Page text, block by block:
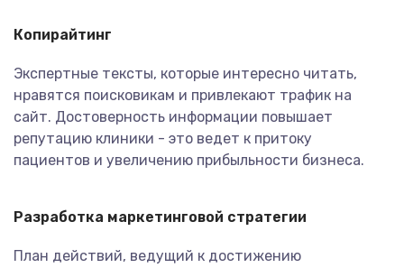
Копирайтинг
Экспертные тексты, которые интересно читать,
нравятся поисковикам и привлекают трафик на
сайт. Достоверность информации повышает
репутацию клиники - это ведет к притоку
пациентов и увеличению прибыльности бизнеса.
Разработка маркетинговой стратегии
План действий, ведущий к достижению